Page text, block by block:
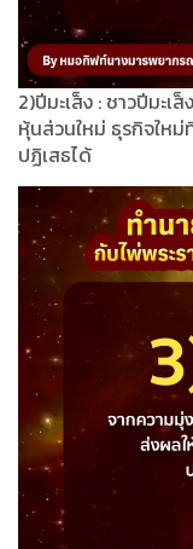
2)ปีมะเส็ง : ชาวปีมะเ
หุ้นส่วนใหม่ ธุรกิจให
ปฏิเสธได้